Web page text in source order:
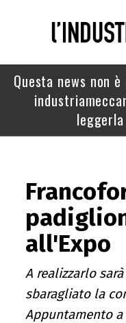
Questa news non
all'Expo
A realizzarlo
sbaragliato la
Appuntamento a